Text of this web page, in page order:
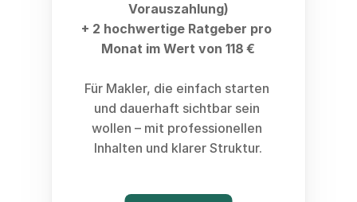
Vorauszahlung)
+ 2 hochwertige Ratgeber pro
Monat im Wert von 118 €
Für Makler, die einfach starten
und dauerhaft sichtbar sein
wollen – mit professionellen
Inhalten und klarer Struktur.